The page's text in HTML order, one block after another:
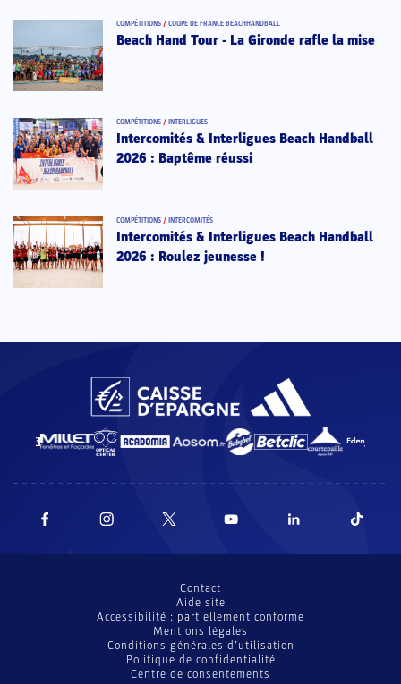
COMPÉTITIONS / COUPE DE FRANCE BEACHHANDBALL
Beach Hand Tour - La Gironde rafle la mise
COMPÉTITIONS / INTERLIGUES
Intercomités & Interligues Beach Handball
2026 : Baptême réussi
COMPÉTITIONS / INTERCOMITÉS
Intercomités & Interligues Beach Handball
2026 : Roulez jeunesse !
Contact
Aide site
Accessibilité : partiellement conforme
Mentions légales
Conditions générales d’utilisation
Politique de confidentialité
Centre de consentements